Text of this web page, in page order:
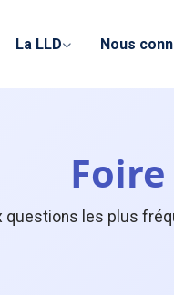
La LLD Nous
questions les plus